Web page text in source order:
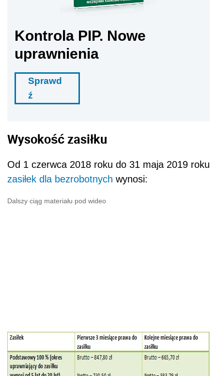
Kontrola PIP. Nowe
uprawnienia
Sprawd
ź
Wysokość zasiłku
Od 1 czerwca 2018 roku do 31 maja 2019 roku
zasiłek dla bezrobotnych wynosi:
Dalszy ciąg materiału pod wideo